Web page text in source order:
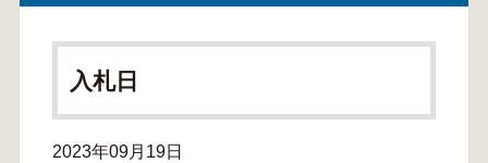
入札日
2023年09月19日